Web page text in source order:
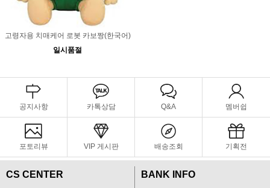
고령자용 치매케어 로봇 카보짱(한국어)
일시품절
공지사항 카톡상담 Q&A 멤버쉽
포토리뷰 VIP 게시판 배송조회 기획전
CS CENTER
BANK INFO